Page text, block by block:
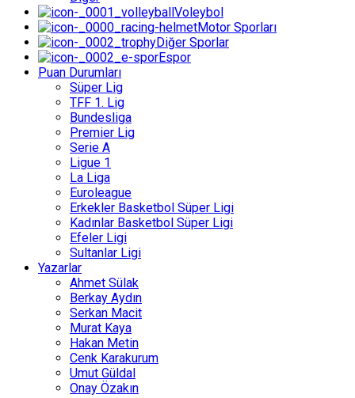
Voleybol
Motor Sporları
Diğer Sporlar
Espor
Puan Durumları
Süper Lig
TFF 1. Lig
Bundesliga
Premier Lig
Serie A
Ligue 1
La Liga
Euroleague
Erkekler Basketbol Süper Ligi
Kadınlar Basketbol Süper Ligi
Efeler Ligi
Sultanlar Ligi
Yazarlar
Ahmet Sülak
Berkay Aydın
Serkan Macit
Murat Kaya
Hakan Metin
Cenk Karakurum
Umut Güldal
Onay Özakın